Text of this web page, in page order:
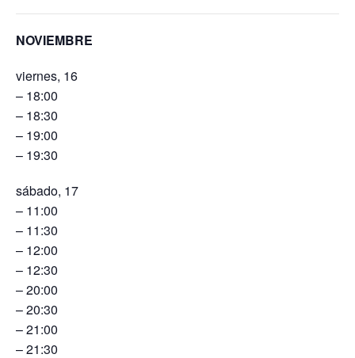
NOVIEMBRE
viernes, 16
– 18:00
– 18:30
– 19:00
– 19:30
sábado, 17
– 11:00
– 11:30
– 12:00
– 12:30
– 20:00
– 20:30
– 21:00
– 21:30